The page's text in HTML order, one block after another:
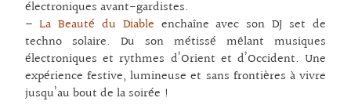
électroniques avant-gardistes.
– La Beauté du Diable enchaîne avec son DJ set de
techno solaire. Du son métissé mêlant musiques
électroniques et rythmes d’Orient et d’Occident. Une
expérience festive, lumineuse et sans frontières à vivre
jusqu’au bout de la soirée !